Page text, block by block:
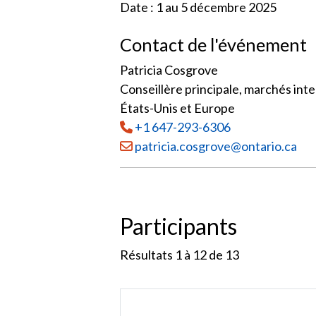
Date : 1 au 5 décembre 2025
Contact de l'événement
Patricia Cosgrove
Conseillère principale, marchés
États-Unis et Europe
Tél:
+1 647-293-6306
Courriel :
patricia.cosgrove@ontario.ca
Participants
Résultats 1 à 12 de 13